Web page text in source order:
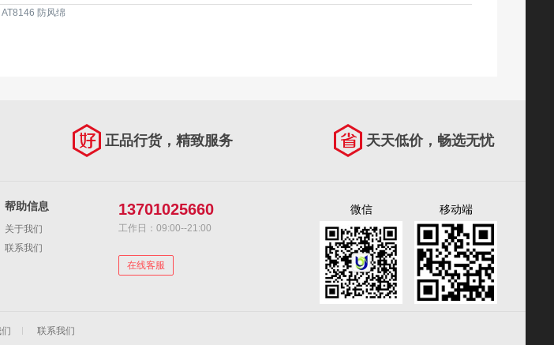
AT8146 防风绵
正品行货，精致服务 天天低价，畅选无忧
帮助信息
关于我们
联系我们
13701025660
工作日：09:00--21:00
在线客服
微信 移动端
联系我们